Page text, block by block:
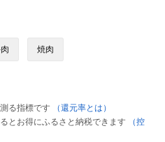
焼肉
る指標です
（還元率とは）
とお得にふるさと納税できます
（控